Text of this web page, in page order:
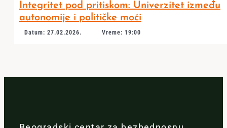
Integritet pod pritiskom: Univerzitet između
autonomije i političke moći
Datum: 27.02.2026. Vreme: 19:00